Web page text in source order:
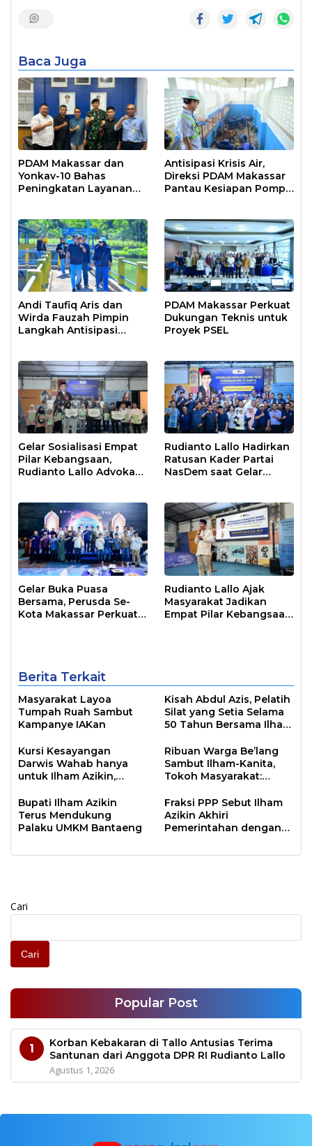
Baca Juga
PDAM Makassar dan
Yonkav-10 Bahas
Peningkatan Layanan
Antisipasi Krisis Air,
Direksi PDAM Makassar
Pantau Kesiapan Pompa
Andi Taufiq Aris dan
Wirda Fauzah Pimpin
Langkah Antisipasi
PDAM Makassar Perkuat
Dukungan Teknis untuk
Proyek PSEL
Gelar Sosialisasi Empat
Pilar Kebangsaan,
Rudianto Lallo Advokasi
Rudianto Lallo Hadirkan
Ratusan Kader Partai
NasDem saat Gelar
Gelar Buka Puasa
Bersama, Perusda Se-
Kota Makassar Perkuat
Rudianto Lallo Ajak
Masyarakat Jadikan
Empat Pilar Kebangsaan
Berita Terkait
Masyarakat Layoa
Tumpah Ruah Sambut
Kampanye IAKan
Kisah Abdul Azis, Pelatih
Silat yang Setia Selama
50 Tahun Bersama Ilham
Kursi Kesayangan
Darwis Wahab hanya
untuk Ilham Azikin,
Dua Periode
Ribuan Warga Be’lang
Sambut Ilham-Kanita,
Tokoh Masyarakat:
Banyak Orang
Bupati Ilham Azikin
Terus Mendukung
Palaku UMKM Bantaeng
Fraksi PPP Sebut Ilham
Azikin Akhiri
Pemerintahan dengan
Cari
Cari
Popular Post
1
Korban Kebakaran di Tallo Antusias Terima
Santunan dari Anggota DPR RI Rudianto Lallo
Agustus 1, 2026